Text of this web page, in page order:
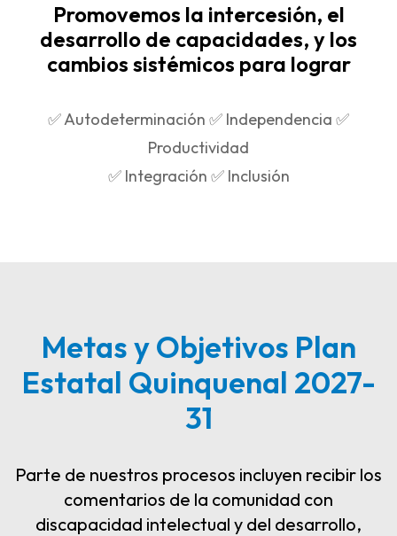
Promovemos la intercesión, el
desarrollo de capacidades, y los
cambios sistémicos para lograr
✅ Autodeterminación ✅ Independencia ✅
Productividad
✅ Integración ✅ Inclusión
Metas y Objetivos Plan
Estatal Quinquenal 2027-
31
Parte de nuestros procesos incluyen recibir los
comentarios de la comunidad con
discapacidad intelectual y del desarrollo,